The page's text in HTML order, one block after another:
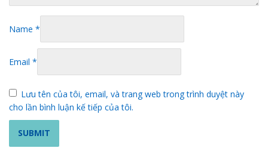
Name *
Email *
Lưu tên của tôi, email, và trang web trong trình duyệt này
cho lần bình luận kế tiếp của tôi.